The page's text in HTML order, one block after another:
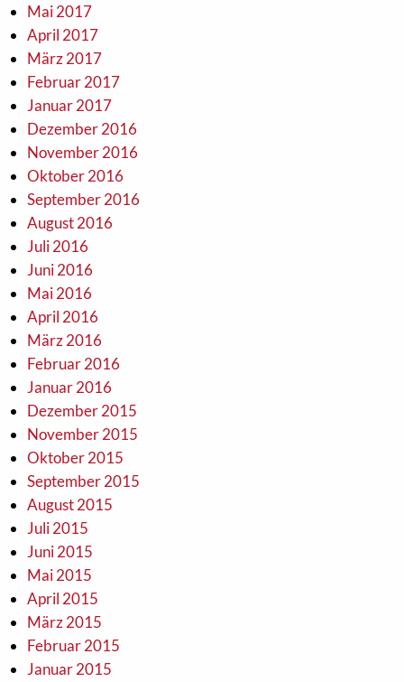
Mai 2017
April 2017
März 2017
Februar 2017
Januar 2017
Dezember 2016
November 2016
Oktober 2016
September 2016
August 2016
Juli 2016
Juni 2016
Mai 2016
April 2016
März 2016
Februar 2016
Januar 2016
Dezember 2015
November 2015
Oktober 2015
September 2015
August 2015
Juli 2015
Juni 2015
Mai 2015
April 2015
März 2015
Februar 2015
Januar 2015